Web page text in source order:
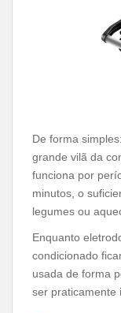
De forma
grande vilã da
funciona por
minutos, o
legumes ou
Enquanto
condicionado
usada de forma
ser praticamente